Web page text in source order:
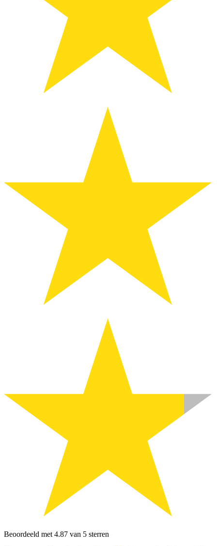
Beoordeeld met 4.87 van 5 sterren